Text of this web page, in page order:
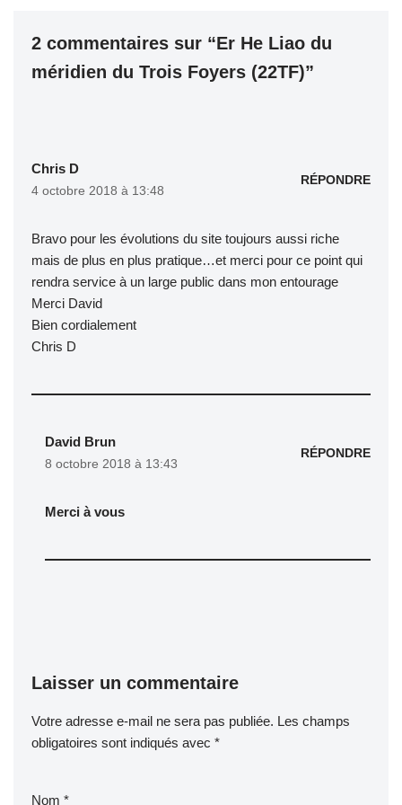
2 commentaires sur “Er He Liao du
méridien du Trois Foyers (22TF)”
Chris D
4 octobre 2018 à 13:48
RÉPONDRE
Bravo pour les évolutions du site toujours aussi riche
mais de plus en plus pratique…et merci pour ce point qui
rendra service à un large public dans mon entourage
Merci David
Bien cordialement
Chris D
David Brun
8 octobre 2018 à 13:43
RÉPONDRE
Merci à vous
Laisser un commentaire
Votre adresse e-mail ne sera pas publiée. Les champs
obligatoires sont indiqués avec *
Nom *